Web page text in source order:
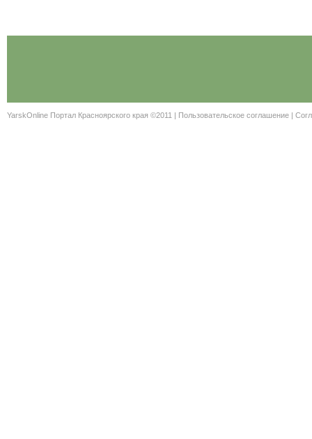
YarskOnline Портал Красноярского края ©2011 | Пользовательское соглашение |